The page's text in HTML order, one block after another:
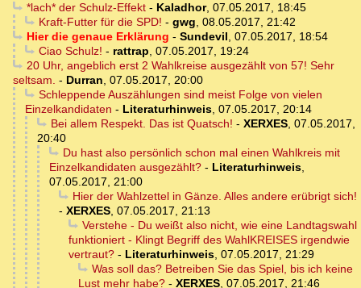
*lach* der Schulz-Effekt- Kaladhor, 07.05.2017, 18:45
Kraft-Futter für die SPD! - gwg, 08.05.2017, 21:42
Hier die genaue Erklärung - Sundevil, 07.05.2017, 18:54
Ciao Schulz! - rattrap, 07.05.2017, 19:24
20 Uhr, angeblich erst 2 Wahlkreise ausgezählt von 57! Sehr
seltsam. - Durran, 07.05.2017, 20:00
Schleppende Auszählungen sind meist Folge von vielen
Einzelkandidaten - Literaturhinweis, 07.05.2017, 20:14
Bei allem Respekt. Das ist Quatsch! - XERXES, 07.05.2017,
20:40
Du hast also persönlich schon mal einen Wahlkreis mit
Einzelkandidaten ausgezählt? - Literaturhinweis,
07.05.2017, 21:00
Hier der Wahlzettel in Gänze. Alles andere erübrigt sich!
- XERXES, 07.05.2017, 21:13
Verstehe - Du weißt also nicht, wie eine Landtagswahl
funktioniert - Klingt Begriff des WahlKREISES irgendwie
vertraut? - Literaturhinweis, 07.05.2017, 21:29
Was soll das? Betreiben Sie das Spiel, bis ich keine
Lust mehr habe? - XERXES, 07.05.2017, 21:46